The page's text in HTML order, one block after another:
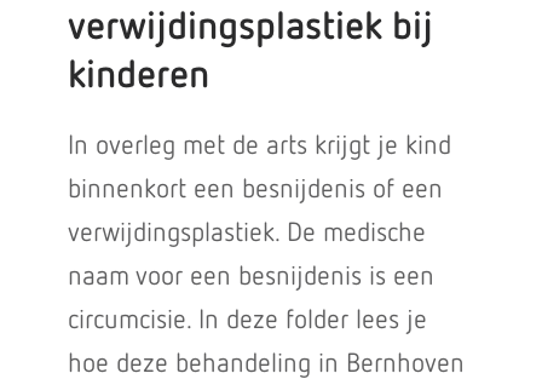
verwijdingsplastiek bij
kinderen
In overleg met de arts krijgt je kind
binnenkort een besnijdenis of een
verwijdingsplastiek. De medische
naam voor een besnijdenis is een
circumcisie. In deze folder lees je
hoe deze behandeling in Bernhoven